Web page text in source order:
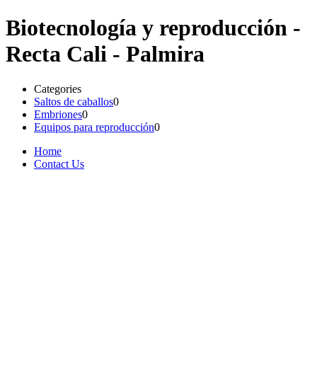
Biotecnología y reproducción -
Recta Cali - Palmira
Categories
Saltos de caballos0
Embriones0
Equipos para reproducción0
Home
Contact Us